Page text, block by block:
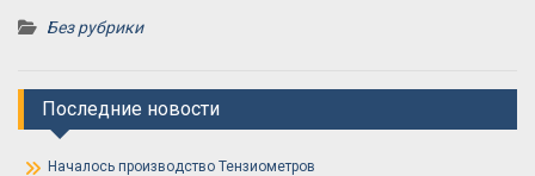
Без рубрики
Последние новости
Началось производство Тензиометров